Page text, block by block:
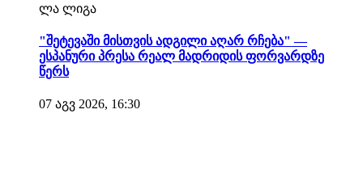
ლა ლიგა
"შეტევაში მისთვის ადგილი აღარ რჩება" —
ესპანური პრესა რეალ მადრიდის ფორვარდზე
წერს
07 აგვ 2026, 16:30